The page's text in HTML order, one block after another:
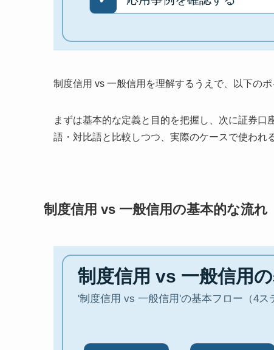
制度信用 vs 一般信用を理解するうえで、以下の
まずは基本的な定義と目的を把握し、次に証券
語・対比語と比較しつつ、実際のケースで使われ
制度信用 vs 一般信用の基本的な流れ